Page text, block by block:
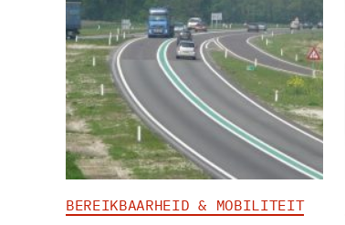
BEREIKBAARHEID & MOBILITEIT